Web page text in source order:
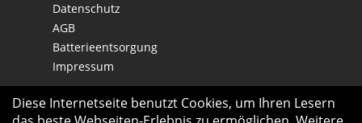
Datenschutz
AGB
Batterieentsorgung
Impressum
Diese Internetseite benutzt Cookies, um Ihren Lesern